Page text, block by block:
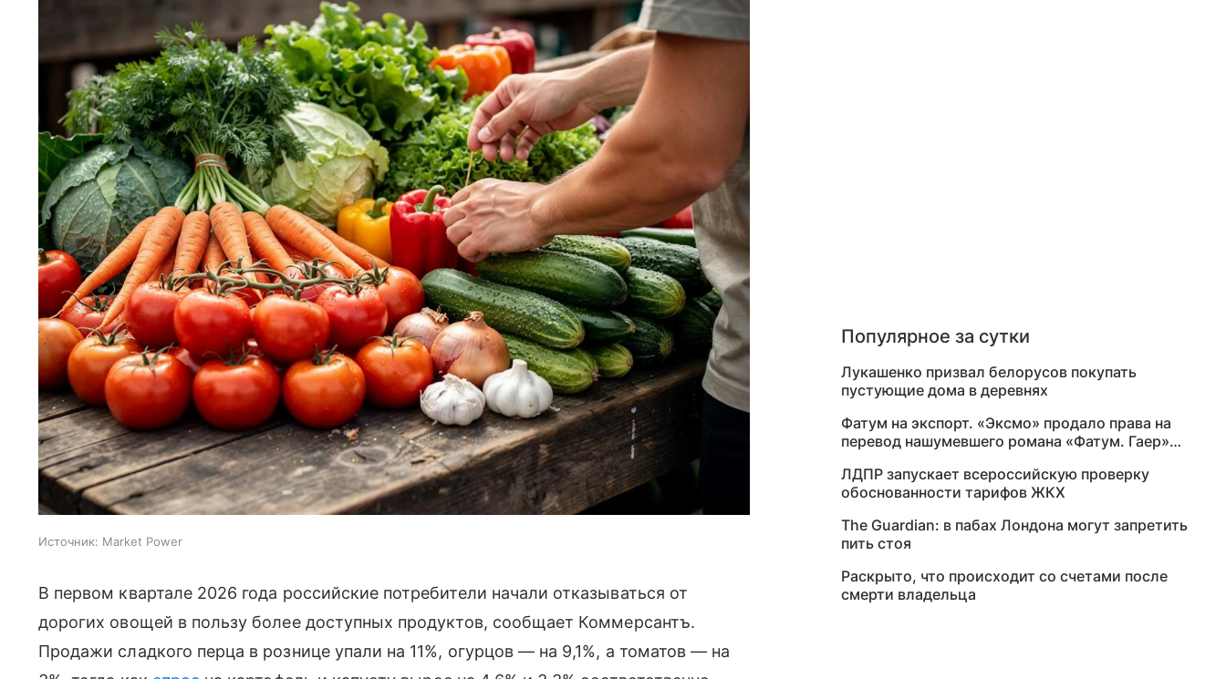
Источник: Market Power
В первом квартале 2026 года российские потребители начали отказываться от
дорогих овощей в пользу более доступных продуктов, сообщает Коммерсантъ.
Продажи сладкого перца в рознице упали на 11%, огурцов — на 9,1%, а томатов — на
Популярное за сутки
Лукашенко призвал белорусов покупать
пустующие дома в деревнях
Фатум на экспорт. «Эксмо» продало права на
перевод нашумевшего романа «Фатум. Гаер»
ЛДПР запускает всероссийскую проверку
обоснованности тарифов ЖКХ
The Guardian: в пабах Лондона могут запретить
пить стоя
Раскрыто, что происходит со счетами после
смерти владельца